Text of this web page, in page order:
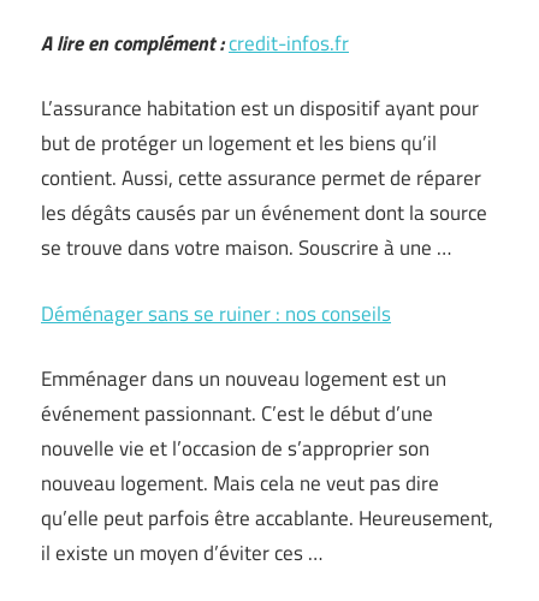
A lire en complément :credit-infos.fr
L’assurance habitation est un dispositif ayant pour
but de protéger un logement et les biens qu’il
contient. Aussi, cette assurance permet de réparer
les dégâts causés par un événement dont la source
se trouve dans votre maison. Souscrire à une …
Déménager sans se ruiner : nos conseils
Emménager dans un nouveau logement est un
événement passionnant. C’est le début d’une
nouvelle vie et l’occasion de s’approprier son
nouveau logement. Mais cela ne veut pas dire
qu’elle peut parfois être accablante. Heureusement,
il existe un moyen d’éviter ces …